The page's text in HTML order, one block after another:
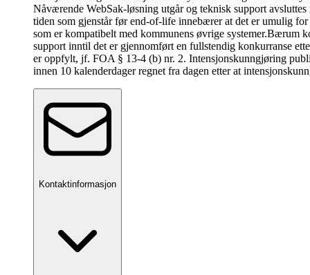
Nåværende WebSak-løsning utgår og teknisk support
tiden som gjenstår før end-of-life innebærer at det er umulig
som er kompatibelt med kommunens øvrige systemer.Bærum
support inntil det er gjennomført en fullstendig konkurranse
er oppfylt, jf. FOA § 13-4 (b) nr. 2. Intensjonskunngjøring
innen 10 kalenderdager regnet fra dagen etter at
Kontaktinformasjon